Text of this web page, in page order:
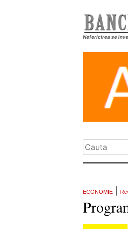
Nefericirea se
ECONOMIE